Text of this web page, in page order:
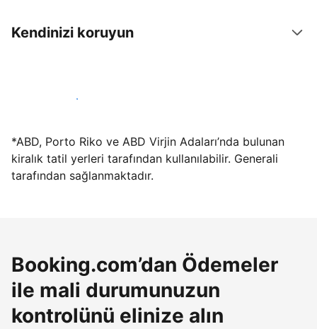
Kendinizi koruyun
Hemen tesis yayınla
*ABD, Porto Riko ve ABD Virjin Adaları’nda bulunan
kiralık tatil yerleri tarafından kullanılabilir. Generali
tarafından sağlanmaktadır.
Booking.com’dan Ödemeler
ile mali durumunuzun
kontrolünü elinize alın